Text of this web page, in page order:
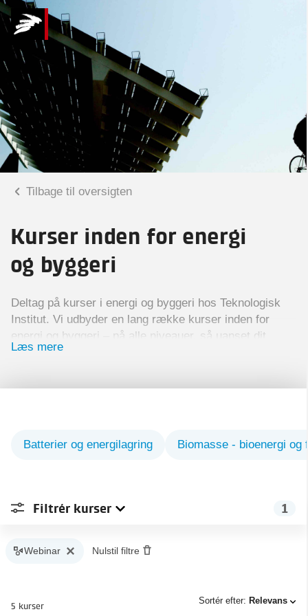
Tilbage til oversigten
Kurser inden for energi
og byggeri
Deltag på kurser i energi og byggeri hos Teknologisk
Institut. Vi udbyder en lang række kurser inden for
energi og byggeri – på alle niveauer, så uanset dit
niveau, har vi kurset for dig.
Læs mere
Batterier og energilagring Biomasse - bioenergi
1
Filtrér kurser
Webinar Nulstil filtre
Sortér efter: Relevans
5 kurser